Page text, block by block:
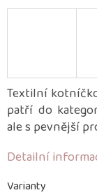
Varianty
Textilní
patří do
ale s pevnější
Detailní